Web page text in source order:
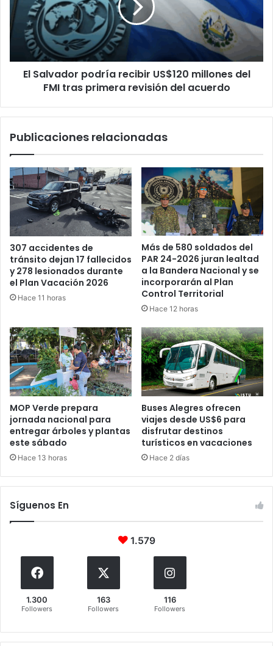
US$120
millones
del
tras
primera
El Salvador podría recibir US$120 millones del
FMI tras primera revisión del acuerdo
Publicaciones relacionadas
307 accidentes de
tránsito dejan 17 fallecidos
y 278 lesionados durante
el Plan Vacación 2026
Hace 11 horas
Más de 580 soldados del
PAR 24-2026 juran lealtad
a la Bandera Nacional y se
incorporarán al Plan
Control Territorial
Hace 12 horas
MOP Verde prepara
jornada nacional para
entregar árboles y plantas
este sábado
Hace 13 horas
Buses Alegres ofrecen
viajes desde US$6 para
disfrutar destinos
turísticos en vacaciones
Hace 2 días
Síguenos En
1.579
1.300
Followers
163
Followers
116
Followers